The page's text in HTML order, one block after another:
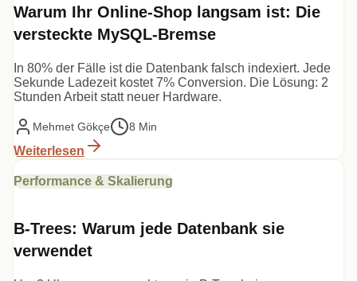
Warum Ihr Online-Shop langsam ist: Die
versteckte MySQL-Bremse
In 80% der Fälle ist die Datenbank falsch indexiert. Jede
Sekunde Ladezeit kostet 7% Conversion. Die Lösung: 2
Stunden Arbeit statt neuer Hardware.
Mehmet Gökçe 8 Min
Weiterlesen
Performance & Skalierung
B-Trees: Warum jede Datenbank sie
verwendet